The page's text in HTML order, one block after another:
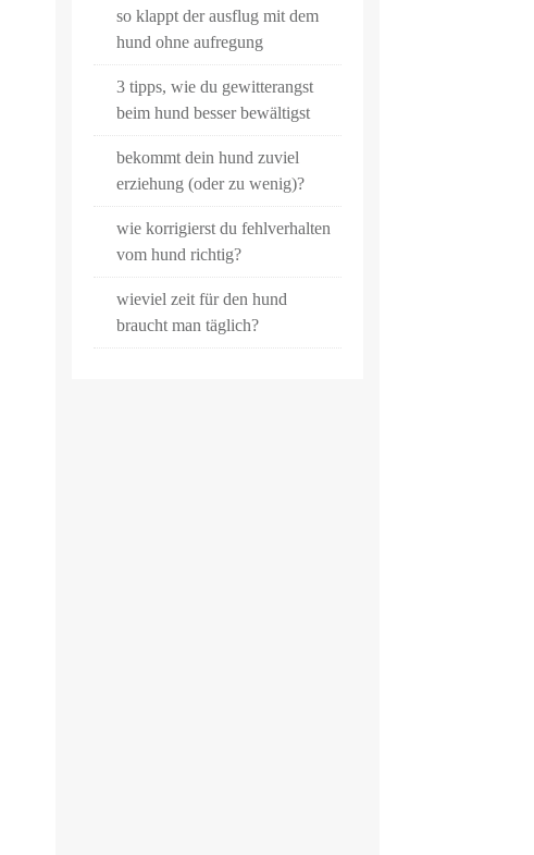
so klappt der ausflug mit dem
hund ohne aufregung
3 tipps, wie du gewitterangst
beim hund besser bewältigst
bekommt dein hund zuviel
erziehung (oder zu wenig)?
wie korrigierst du fehlverhalten
vom hund richtig?
wieviel zeit für den hund
braucht man täglich?